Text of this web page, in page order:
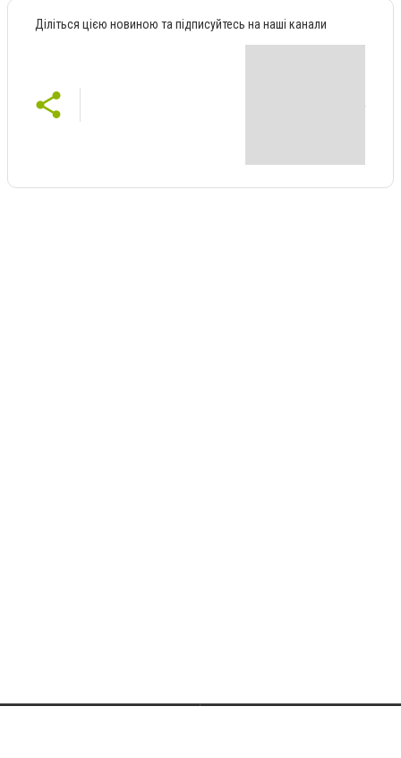
Діліться цією новиною та підписуйтесь на наші канали